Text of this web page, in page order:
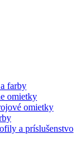
farby
omietky
omietky
a príslušenstvo